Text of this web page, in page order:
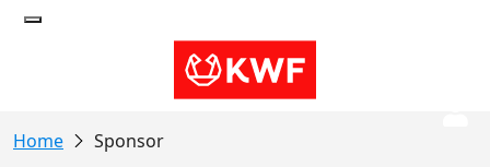
Sponsor